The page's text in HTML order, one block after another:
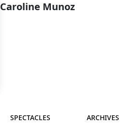
Caroline Munoz
SPECTACLES ARCHIVES